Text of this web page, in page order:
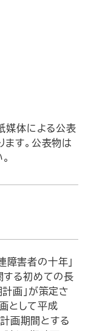
媒体による公表
す。公表物は
害者の十年」
する初めての長
画」が策定さ
として平成
画期間とする